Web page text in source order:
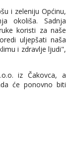
i zeleniju Općinu,
okoliša. Sadnja
koristi za naše
uljepšati naša
i zdravlje ljudi",
iz Čakovca, a
će ponovno biti